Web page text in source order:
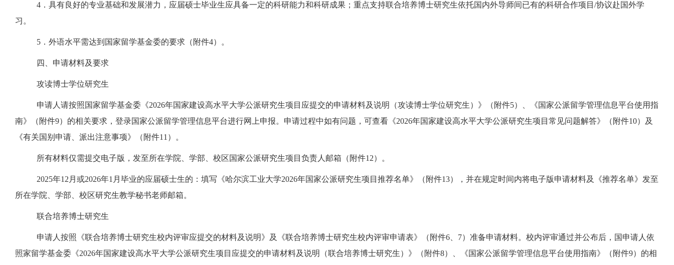
4 ．具有良好的专业基础和发展潜力，应届硕士毕业生应具备一定的科研能力和科研成果；重点支持联合培养博士研究生依托国内外导师间已有的科研合作项目 /协议赴国外学
习。
5 ．外语水平需达到国家留学基金委的要求（附件4）。
四、申请材料及要求
攻读博士学位研究生
申请人请按照国家留学基金委《2026年国家建设高水平大学公派研究生项目应提交的申请材料及说明（攻读博士学位研究生）》（附件5）、《国家公派留学管理信息平台使用指
南》（附件9）的相关要求，登录国家公派留学管理信息平台进行网上申报。申请过程中如有问题，可查看《2026年国家建设高水平大学公派研究生项目常见问题解答》（附件10）及
《有关国别申请、派出注意事项》（附件11 ）。
所有材料仅需提交电子版，发至所在学院、学部、校区国家公派研究生项目负责人邮箱（附件12）。
2025年12月或2026年1月毕业的应届硕士生的：填写《哈尔滨工业大学2026年国家公派研究生项目推荐名单》（附件13），并在规定时间内将电子版申请材料及《推荐名单》发至
所在学院、学部、校区研究生教学秘书老师邮箱。
联合培养博士研究生
申请人按照 《联合培养博士研究生校内评审应提交的材料及说明》及《联合培养博士研究生校内评审申请表》（附件6 7） 准备申请材料。校内评审通过并公布后，国申请人依
照家留学基金委《2026年国家建设高水平大学公派研究生项目应提交的申请材料及说明（联合培养博士研究生）》（附件8）、《国家公派留学管理信息平台使用指南》（附件9）的相